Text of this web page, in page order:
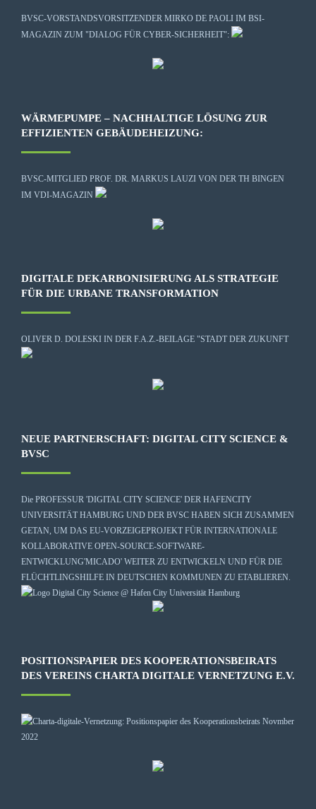
BVSC-VORSTANDSVORSITZENDER MIRKO DE PAOLI IM BSI-
MAGAZIN ZUM "DIALOG FÜR CYBER-SICHERHEIT":
WÄRMEPUMPE – NACHHALTIGE LÖSUNG ZUR
EFFIZIENTEN GEBÄUDEHEIZUNG:
BVSC-MITGLIED PROF. DR. MARKUS LAUZI VON DER TH BINGEN
IM VDI-MAGAZIN
DIGITALE DEKARBONISIERUNG ALS STRATEGIE
FÜR DIE URBANE TRANSFORMATION
OLIVER D. DOLESKI IN DER F.A.Z.-BEILAGE "STADT DER ZUKUNFT
NEUE PARTNERSCHAFT: DIGITAL CITY SCIENCE &
BVSC
Die PROFESSUR 'DIGITAL CITY SCIENCE' DER HAFENCITY
UNIVERSITÄT HAMBURG UND DER BVSC HABEN SICH ZUSAMMEN
GETAN, UM DAS EU-VORZEIGEPROJEKT FÜR INTERNATIONALE
KOLLABORATIVE OPEN-SOURCE-SOFTWARE-
ENTWICKLUNG'MICADO' WEITER ZU ENTWICKELN UND FÜR DIE
FLÜCHTLINGSHILFE IN DEUTSCHEN KOMMUNEN ZU ETABLIEREN.
POSITIONSPAPIER DES KOOPERATIONSBEIRATS
DES VEREINS CHARTA DIGITALE VERNETZUNG E.V.